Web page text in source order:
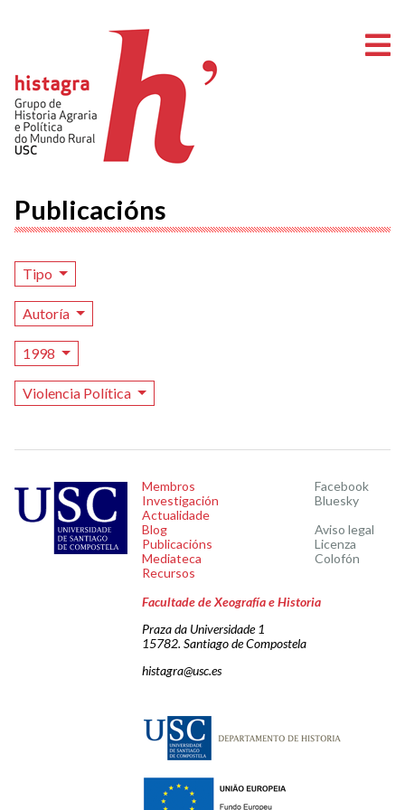
Publicacións
Tipo
Autoría
1998
Violencia Política
Membros
Investigación
Actualidade
Blog
Publicacións
Mediateca
Recursos
Facebook
Bluesky
Aviso legal
Licenza
Colofón
Facultade de Xeografía e Historia
Praza da Universidade 1
15782. Santiago de Compostela
histagra@usc.es